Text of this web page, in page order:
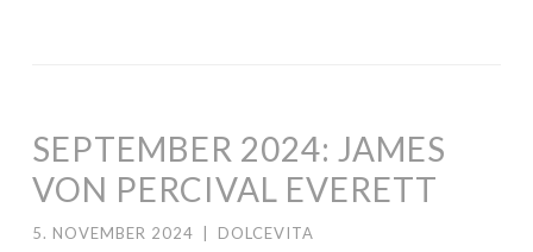
SEPTEMBER 2024: JAMES
VON PERCIVAL EVERETT
5. NOVEMBER 2024 DOLCEVITA